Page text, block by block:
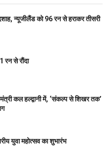
न्यूजीलैंड को 96 रन से हराकर तीसरी
रन से रौंदा
कल हल्द्वानी में, ‘संकल्प से शिखर तक’
युवा महोत्सव का शुभारंभ